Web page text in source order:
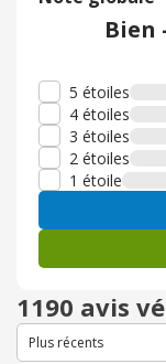
Bien
5 étoiles
4 étoiles
3 étoiles
2 étoiles
1 étoile
1190 avis